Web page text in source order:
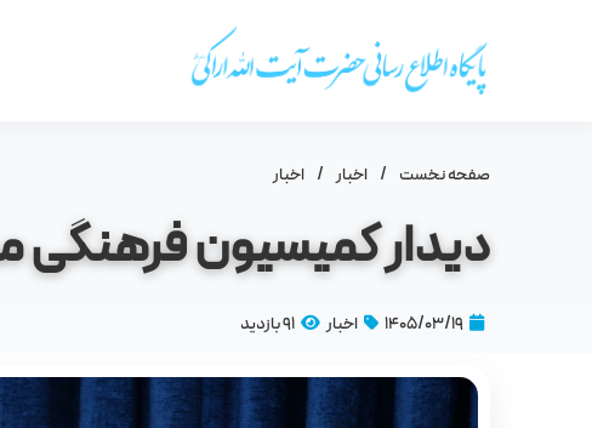
صفحه نخست / اخبار / اخبار
دیدار کمیسیون فرهنگی
۱۴۰۵/۰۳/۱۹ اخبار 91 بازدید